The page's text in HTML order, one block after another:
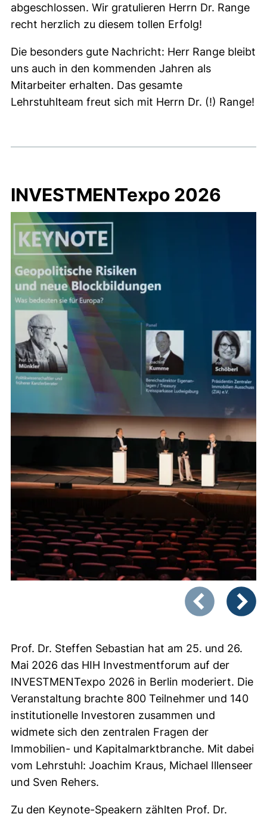
abgeschlossen. Wir gratulieren Herrn Dr. Range
recht herzlich zu diesem tollen Erfolg!
Die besonders gute Nachricht: Herr Range bleibt
uns auch in den kommenden Jahren als
Mitarbeiter erhalten. Das gesamte
Lehrstuhlteam freut sich mit Herrn Dr. (!) Range!
INVESTMENTexpo 2026
Zeigt Folie 1
Prof. Dr. Steffen Sebastian hat am 25. und 26.
Mai 2026 das HIH Investmentforum auf der
INVESTMENTexpo 2026 in Berlin moderiert. Die
Veranstaltung brachte 800 Teilnehmer und 140
institutionelle Investoren zusammen und
widmete sich den zentralen Fragen der
Immobilien- und Kapitalmarktbranche. Mit dabei
vom Lehrstuhl: Joachim Kraus, Michael Illenseer
und Sven Rehers.
Zu den Keynote-Speakern zählten Prof. Dr.